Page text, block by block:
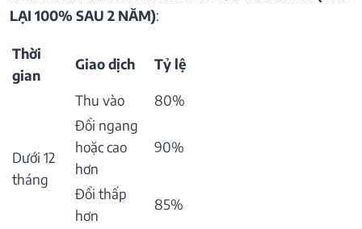
LẠI 100% SAU 2 NĂM):
Thời
gian
Giao dịch Tỷ lệ
Dưới 12
tháng
Thu vào
80%
Đổi ngang
hoặc cao
hơn
90%
Đổi thấp
hơn
85%